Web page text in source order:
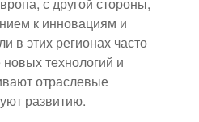
к инновациям и
в этих регионах часто
технологий и
отраслевые
развитию.